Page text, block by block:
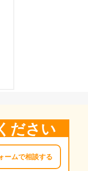
ださい
ームで相談する